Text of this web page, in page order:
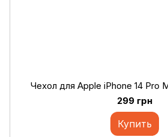
Чехол для Apple iPhone 14 Pro
299 грн
Купить